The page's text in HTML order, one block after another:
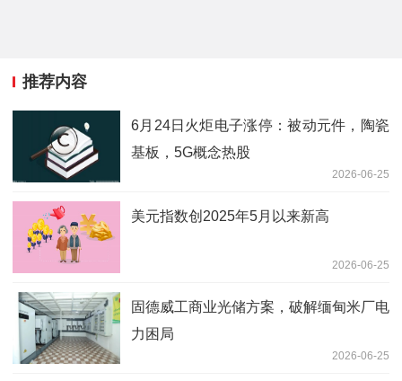
推荐内容
6月24日火炬电子涨停：被动元件，陶瓷
基板，5G概念热股
2026-06-25
美元指数创2025年5月以来新高
2026-06-25
固德威工商业光储方案，破解缅甸米厂电
力困局
2026-06-25